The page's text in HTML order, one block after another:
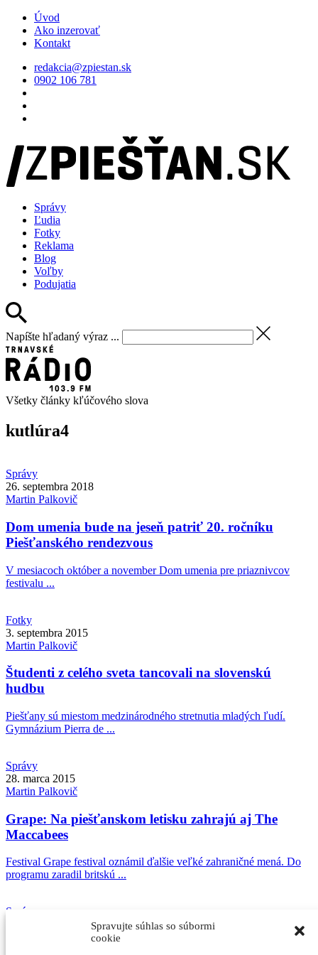
Spravujte súhlas so súbormi
cookie
Úvod
Ako inzerovať
Kontakt
redakcia@zpiestan.sk
0902 106 781
Správy
Ľudia
Fotky
Reklama
Blog
Voľby
Podujatia
Napíšte hľadaný výraz ...
Všetky články kľúčového slova
kutlúra4
Správy
26. septembra 2018
Martin Palkovič
Dom umenia bude na jeseň patriť 20. ročníku
Piešťanského rendezvous
V mesiacoch október a november Dom umenia pre priaznivcov
festivalu ...
Fotky
3. septembra 2015
Martin Palkovič
Študenti z celého sveta tancovali na slovenskú
hudbu
Piešťany sú miestom medzinárodného stretnutia mladých ľudí.
Gymnázium Pierra de ...
Správy
28. marca 2015
Martin Palkovič
Grape: Na piešťanskom letisku zahrajú aj The
Maccabees
Festival Grape festival oznámil ďalšie veľké zahraničné mená. Do
programu zaradil britskú ...
Správy